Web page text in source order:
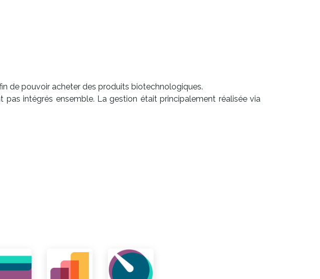
de pouvoir acheter des produits biotechnologiques.
intégrés ensemble. La gestion était principalement réalisée via